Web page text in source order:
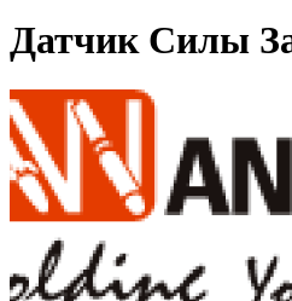
Датчик Силы